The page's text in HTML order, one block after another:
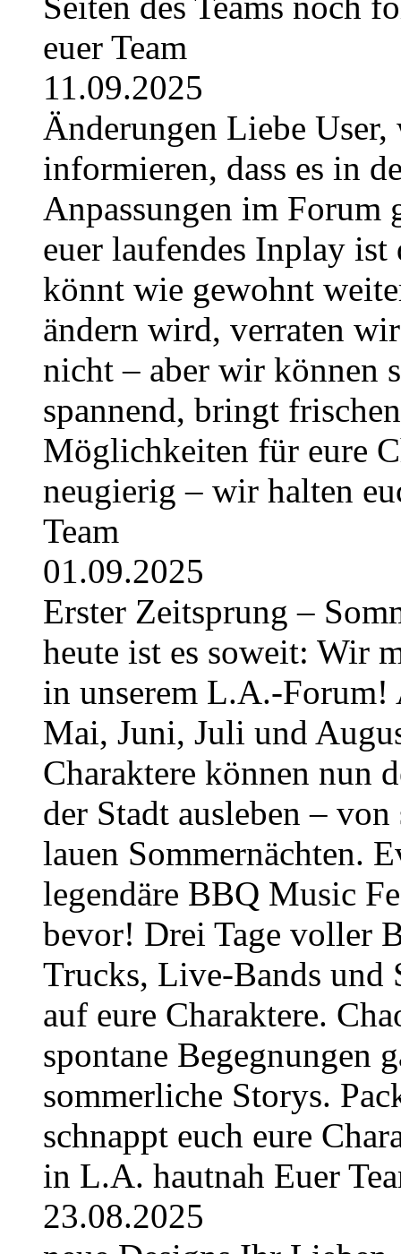
euer Team
11.09.2025
Änderungen Liebe
informieren, dass es in
Anpassungen im Forum
euer laufendes Inplay
könnt wie gewohnt
ändern wird, verraten
nicht – aber wir können
spannend, bringt
Möglichkeiten für eure
neugierig – wir halten
Team
01.09.2025
Erster Zeitsprung –
heute ist es soweit: Wir
in unserem L.A.-
Mai, Juni, Juli und
Charaktere können nun
der Stadt ausleben –
lauen Sommernächten.
legendäre BBQ Music
bevor! Drei Tage voller
Trucks, Live-Bands und
auf eure Charaktere.
spontane Begegnungen
sommerliche Storys.
schnappt euch eure
in L.A. hautnah Euer
23.08.2025